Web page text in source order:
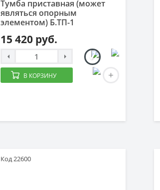
Тумба приставная (может
являться опорным
элементом) Б.ТП-1
15 420 руб.
В КОРЗИНУ
Код 22600